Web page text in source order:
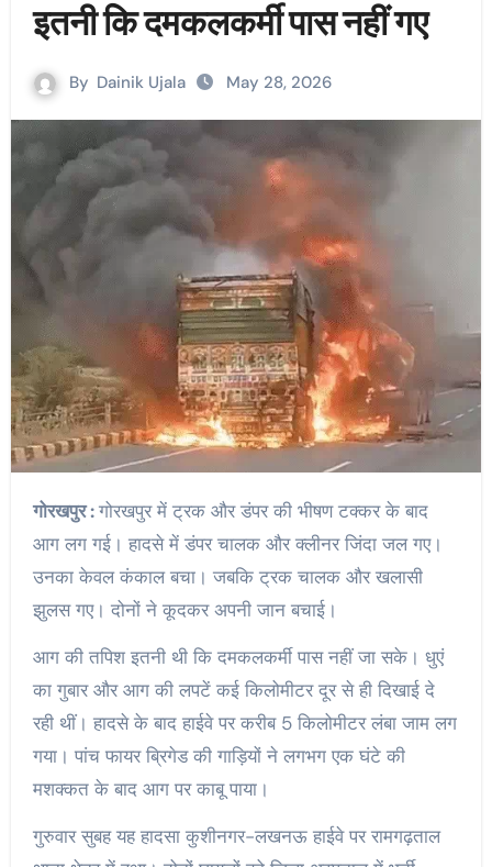
इतनी कि दमकलकर्मी पास नहीं गए
By Dainik Ujala May 28, 2026
गोरखपुर :गोरखपुर में ट्रक और डंपर की भीषण टक्कर के बाद
आग लग गई। हादसे में डंपर चालक और क्लीनर जिंदा जल गए।
उनका केवल कंकाल बचा। जबकि ट्रक चालक और खलासी
झुलस गए। दोनों ने कूदकर अपनी जान बचाई।
आग की तपिश इतनी थी कि दमकलकर्मी पास नहीं जा सके। धुएं
का गुबार और आग की लपटें कई किलोमीटर दूर से ही दिखाई दे
रही थीं। हादसे के बाद हाईवे पर करीब 5 किलोमीटर लंबा जाम लग
गया। पांच फायर ब्रिगेड की गाड़ियों ने लगभग एक घंटे की
मशक्कत के बाद आग पर काबू पाया।
गुरुवार सुबह यह हादसा कुशीनगर-लखनऊ हाईवे पर रामगढ़ताल